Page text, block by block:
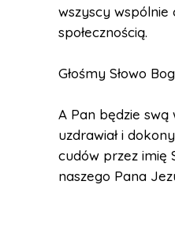
wszyscy wspólnie
społecznością.
Głośmy Słowo
A Pan będzie
uzdrawiał i
cudów przez imię
naszego Pana